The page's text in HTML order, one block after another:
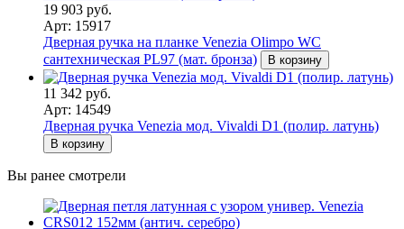
19 903 руб.
Арт: 15917
Дверная ручка на планке Venezia Olimpo WC
сантехническая PL97 (мат. бронза)
В корзину
11 342 руб.
Арт: 14549
Дверная ручка Venezia мод. Vivaldi D1 (полир. латунь)
В корзину
Вы ранее смотрели